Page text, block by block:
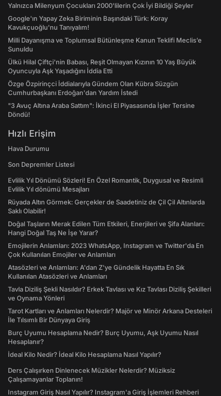
Yalnızca Milenyum Çocukları 2000'lilerin Çok İyi Bildiği Şeyler
Google'ın Yapay Zeka Biriminin Başındaki Türk: Koray
Kavukçuoğlu'nu Tanıyalım!
Milli Dayanışma ve Toplumsal Bütünleşme Kanun Teklifi Meclis’e
Sunuldu
Ülkü Hilal Çiftçi'nin Babası, Reşit Olmayan Kızının 10 Yaş Büyük
Oyuncuyla Aşk Yaşadığını İddia Etti
Özge Özpirinçci İddialarıyla Gündem Olan Kübra Süzgün
Cumhurbaşkanı Erdoğan'dan Yardım İstedi
"3 Avuç Altına Araba Sattım": İkinci El Piyasasında İşler Tersine
Döndü!
Hızlı Erişim
Hava Durumu
Son Depremler Listesi
Evlilik Yıl Dönümü Sözleri! En Özel Romantik, Duygusal ve Resimli
Evlilik Yıl dönümü Mesajları
Rüyada Altın Görmek: Gerçekler de Saadetiniz de Çil Çil Altınlarda
Saklı Olabilir!
Doğal Taşların Merak Edilen Tüm Etkileri, Enerjileri ve Şifa Alanları:
Hangi Doğal Taş Ne İşe Yarar?
Emojilerin Anlamları: 2023 WhatsApp, Instagram ve Twitter'da En
Çok Kullanılan Emojiler ve Anlamları
Atasözleri ve Anlamları: A'dan Z'ye Gündelik Hayatta En Sık
Kullanılan Atasözleri ve Anlamları
Tavla Diziliş Şekli Nasıldır? Erkek Tavlası ve Kız Tavlası Diziliş Şekilleri
ve Oynama Yönleri
Tarot Kartları ve Anlamları Nelerdir? Majör ve Minör Arkana Desteleri
İle Tılsımlı Bir Dünyaya Giriş
Burç Uyumu Hesaplama Nedir? Burç Uyumu, Aşk Uyumu Nasıl
Hesaplanır?
İdeal Kilo Nedir? İdeal Kilo Hesaplama Nasıl Yapılır?
Ders Çalışırken Dinlenecek Müzikler Nelerdir? Müziksiz
Çalışamayanlar Toplanın!
Instagram Giriş Nasıl Yapılır? Instagram'a Giriş İşlemleri Rehberi